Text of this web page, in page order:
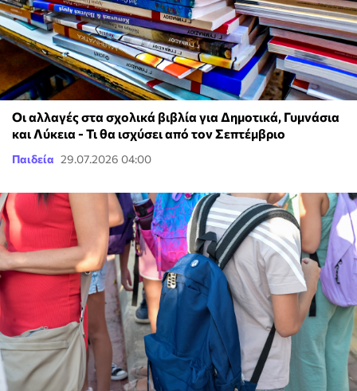
Οι αλλαγές στα σχολικά βιβλία για Δημοτικά, Γυμνάσια
και Λύκεια - Τι θα ισχύσει από τον Σεπτέμβριο
Παιδεία 29.07.2026 04:00